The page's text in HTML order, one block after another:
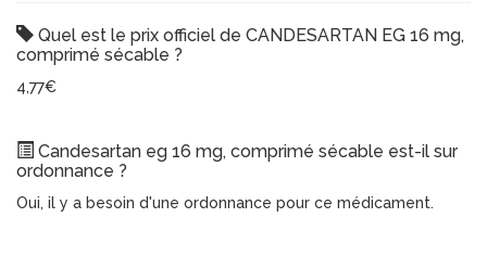
Quel est le prix officiel de CANDESARTAN EG 16 mg,
comprimé sécable ?
4,77€
Candesartan eg 16 mg, comprimé sécable est-il sur
ordonnance ?
Oui, il y a besoin d'une ordonnance pour ce médicament.